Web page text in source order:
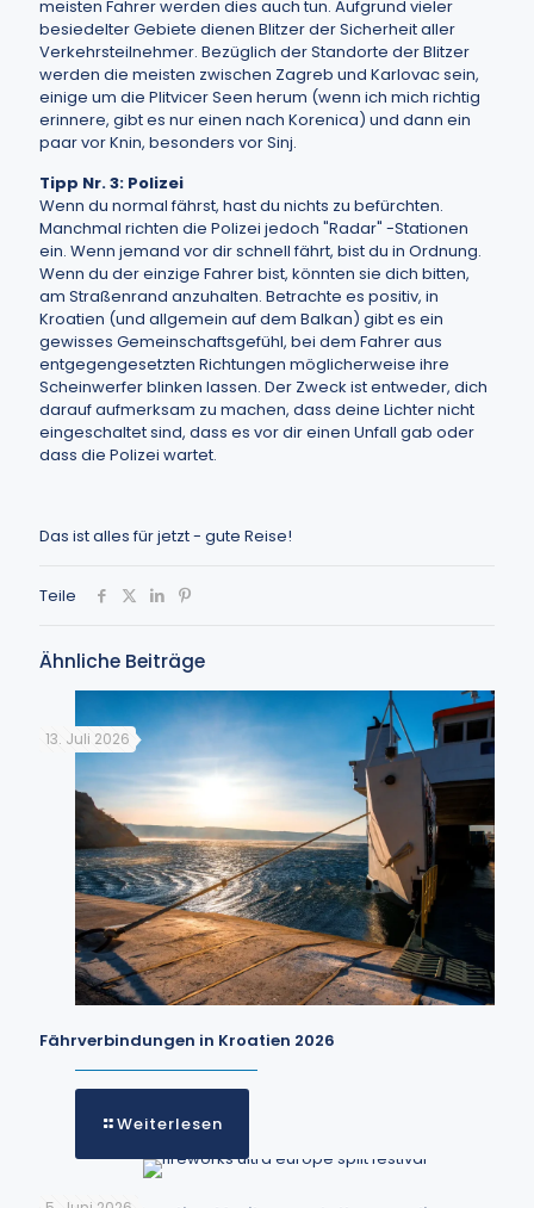
meisten Fahrer werden dies auch tun. Aufgrund vieler
besiedelter Gebiete dienen Blitzer der Sicherheit aller
Verkehrsteilnehmer. Bezüglich der Standorte der Blitzer
werden die meisten zwischen Zagreb und Karlovac sein,
einige um die Plitvicer Seen herum (wenn ich mich richtig
erinnere, gibt es nur einen nach Korenica) und dann ein
paar vor Knin, besonders vor Sinj.
Tipp Nr. 3: Polizei
Wenn du normal fährst, hast du nichts zu befürchten.
Manchmal richten die Polizei jedoch "Radar" -Stationen
ein. Wenn jemand vor dir schnell fährt, bist du in Ordnung.
Wenn du der einzige Fahrer bist, könnten sie dich bitten,
am Straßenrand anzuhalten. Betrachte es positiv, in
Kroatien (und allgemein auf dem Balkan) gibt es ein
gewisses Gemeinschaftsgefühl, bei dem Fahrer aus
entgegengesetzten Richtungen möglicherweise ihre
Scheinwerfer blinken lassen. Der Zweck ist entweder, dich
darauf aufmerksam zu machen, dass deine Lichter nicht
eingeschaltet sind, dass es vor dir einen Unfall gab oder
dass die Polizei wartet.
Das ist alles für jetzt - gute Reise!
Teile
Ähnliche Beiträge
13. Juli 2026
Fährverbindungen in Kroatien 2026
Weiterlesen